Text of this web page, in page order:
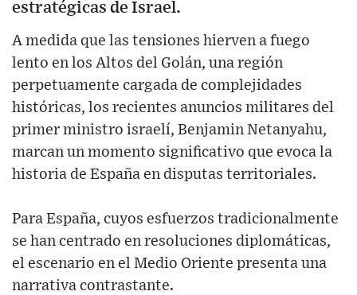
estratégicas de Israel.
A medida que las tensiones hierven a fuego
lento en los Altos del Golán, una región
perpetuamente cargada de complejidades
históricas, los recientes anuncios militares del
primer ministro israelí, Benjamin Netanyahu,
marcan un momento significativo que evoca la
historia de España en disputas territoriales.
Para España, cuyos esfuerzos tradicionalmente
se han centrado en resoluciones diplomáticas,
el escenario en el Medio Oriente presenta una
narrativa contrastante.